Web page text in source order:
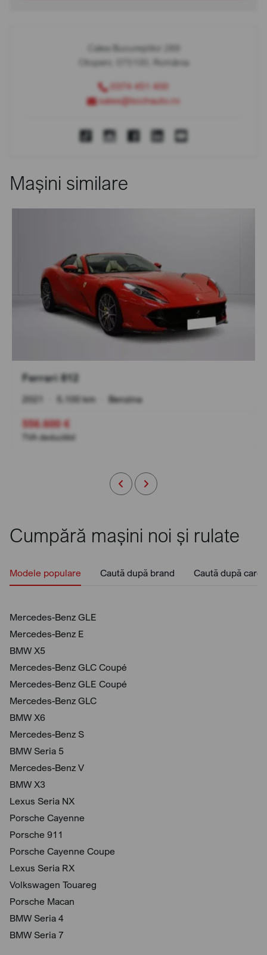
Calea Bucureștilor 289
Otopeni, 075100, România
0374 451 400
sales@bcchauto.ro
Mașini similare
Ferrari 812
2021 5.100 km Benzina
556.600 €
TVA deductibil
Cumpără mașini noi și rulate
Modele populare Caută după brand Caută după
Mercedes-Benz GLE
Mercedes-Benz E
BMW X5
Mercedes-Benz GLC Coupé
Mercedes-Benz GLE Coupé
Mercedes-Benz GLC
BMW X6
Mercedes-Benz S
BMW Seria 5
Mercedes-Benz V
BMW X3
Lexus Seria NX
Porsche Cayenne
Porsche 911
Porsche Cayenne Coupe
Lexus Seria RX
Volkswagen Touareg
Porsche Macan
BMW Seria 4
BMW Seria 7